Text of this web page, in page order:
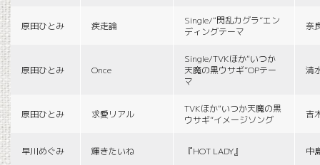
原田ひとみ 疾走論
Single/“閃乱カグラ”エン
ディングテーマ
奈
原田ひとみ Once
Single/TVKほか“いつか
天魔の黒ウサギ”OPテー
マ
清
原田ひとみ 求愛リアル
TVKほか“いつか天魔の黒
ウサギ”イメージソング
吉
早川めぐみ 輝きたいね 『HOT LADY』 中